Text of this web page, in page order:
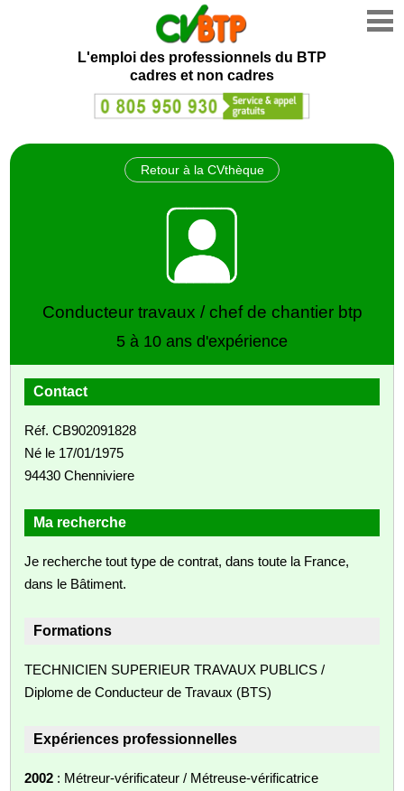
L'emploi des professionnels du BTP
cadres et non cadres
Retour à la CVthèque
Conducteur travaux / chef de chantier btp
5 à 10 ans d'expérience
Contact
Réf. CB902091828
Né le 17/01/1975
94430 Chenniviere
Ma recherche
Je recherche tout type de contrat, dans toute la France,
dans le Bâtiment.
Formations
TECHNICIEN SUPERIEUR TRAVAUX PUBLICS /
Diplome de Conducteur de Travaux (BTS)
Expériences professionnelles
2002 : Métreur-vérificateur / Métreuse-vérificatrice